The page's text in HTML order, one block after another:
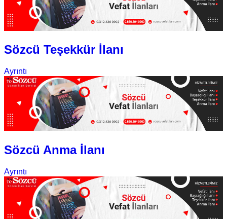
Sözcü Teşekkür İlanı
Ayrıntı
Sözcü Anma İlanı
Ayrıntı